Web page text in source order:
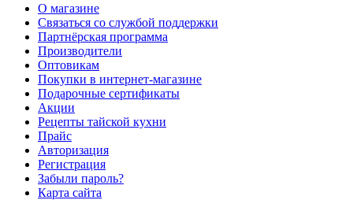
О магазине
Связаться со службой поддержки
Партнёрская программа
Производители
Оптовикам
Покупки в интернет-магазине
Подарочные сертификаты
Акции
Рецепты тайской кухни
Прайс
Авторизация
Регистрация
Забыли пароль?
Карта сайта